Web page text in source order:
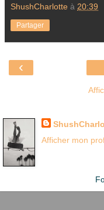
ShushCharlotte à 20:39
Partager
‹
Afficher mon